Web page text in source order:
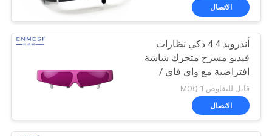
مراقبة
الجودة
أخبار
حالات
نظارات فيديو ذكية
ثلاثية الأبعاد
37
الاتصال
أندرويد 4.4 ذكي نظارات
فيديو مسرح متحرك شاشة
افتراضية مع واي فاي /
بلوتوث
قابل للتفاوض MOQ:1
الاتصال